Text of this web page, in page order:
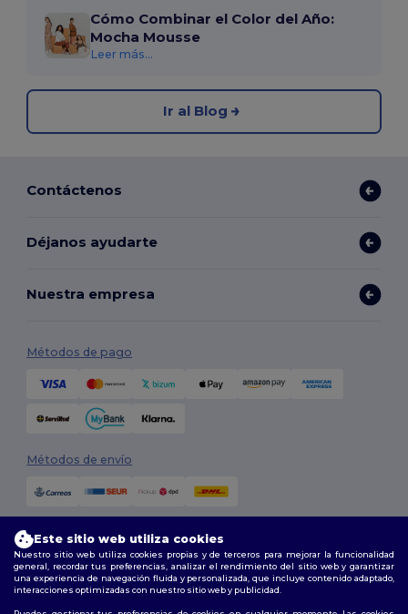
Cómo Combinar el Color del Año:
Mocha Mousse
Leer más...
Ir al Blog
Contáctenos
Déjanos ayudarte
Nuestra empresa
Métodos de pago
Métodos de envío
Síguenos
Este sitio web utiliza cookies
Nuestro sitio web utiliza cookies propias y de terceros para mejorar la funcionalidad
general, recordar tus preferencias, analizar el rendimiento del sitio web y garantizar
una experiencia de navegación fluida y personalizada, que incluye contenido adaptado,
interacciones optimizadas con nuestro sitio web y publicidad.